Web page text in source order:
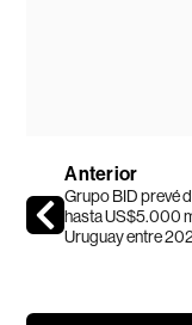
Anterior
Grupo BID prevé
hasta US$5.000
Uruguay entre